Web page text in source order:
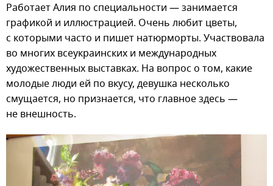
Работает Алия по специальности — занимается
графикой и иллюстрацией. Очень любит цветы,
с которыми часто и пишет натюрморты. Участвовала
во многих всеукраинских и международных
художественных выставках. На вопрос о том, какие
молодые люди ей по вкусу, девушка несколько
смущается, но признается, что главное здесь —
не внешность.